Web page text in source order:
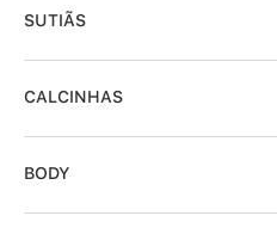
SUTIÃS
CALCINHAS
BODY